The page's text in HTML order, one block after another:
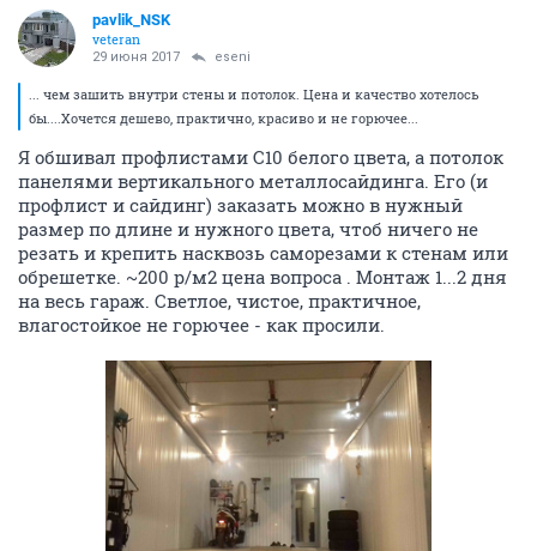
pavlik_NSK
veteran
29 июня 2017 eseni
... чем зашить внутри стены и потолок. Цена и качество хотелось
бы....Хочется дешево, практично, красиво и не горючее...
Я обшивал профлистами С10 белого цвета, а потолок
панелями вертикального металлосайдинга. Его (и
профлист и сайдинг) заказать можно в нужный
размер по длине и нужного цвета, чтоб ничего не
резать и крепить насквозь саморезами к стенам или
обрешетке. ~200 р/м2 цена вопроса . Монтаж 1...2 дня
на весь гараж. Светлое, чистое, практичное,
влагостойкое не горючее - как просили.